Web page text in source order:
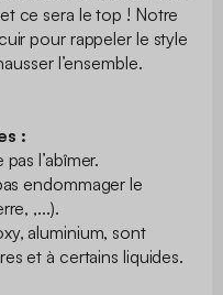
ce sera le top ! Notre
pour rappeler le style
l’ensemble.
:
l’abîmer.
endommager le
,...).
aluminium, sont
et à certains liquides.